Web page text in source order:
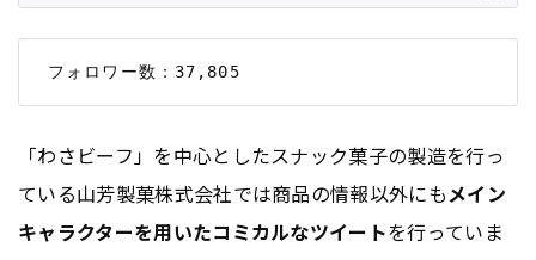
「わさビーフ」を中心としたスナック菓子の製造を行っ
ている山芳製菓株式会社では商品の情報以外にもメイン
キャラクターを用いたコミカルなツイートを行っていま